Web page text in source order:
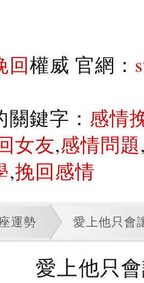
回權威 官網：
鍵字： 感情
女友,感情問題
,挽回感情
運勢 愛上他只會
愛上他只